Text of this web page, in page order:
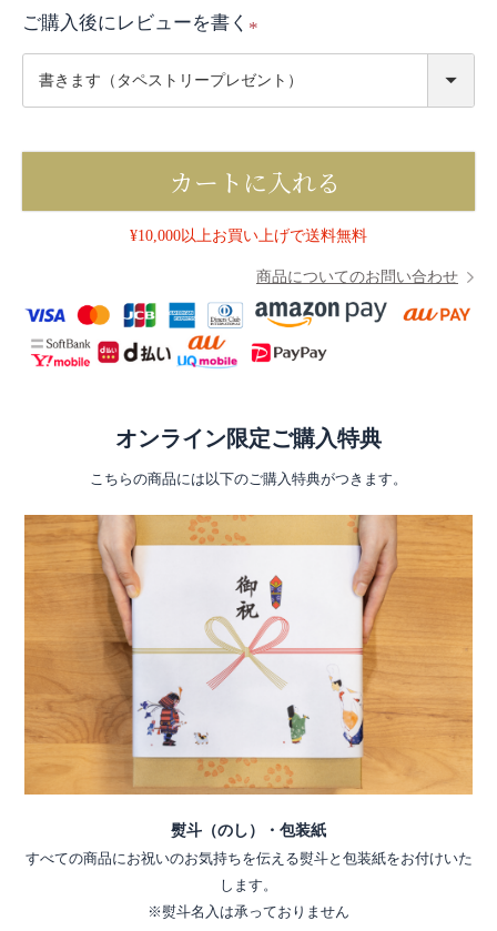
ご購入後にレビューを書く
カートに入れる
¥10,000以上お買い上げで送料無料
商品についてのお問い合わせ
オンライン限定ご購入特典
こちらの商品には以下のご購入特典がつきます。
熨斗（のし）・包装紙
すべての商品にお祝いのお気持ちを伝える熨斗と包装紙をお付けいた
します。
※熨斗名入は承っておりません